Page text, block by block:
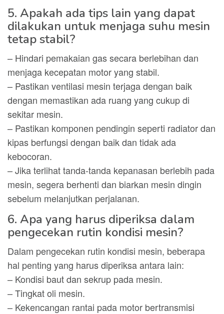
5. Apakah ada tips lain yang dapat
dilakukan untuk menjaga suhu mesin
tetap stabil?
– Hindari pemakaian gas secara berlebihan dan
menjaga kecepatan motor yang stabil.
– Pastikan ventilasi mesin terjaga dengan baik
dengan memastikan ada ruang yang cukup di
sekitar mesin.
– Pastikan komponen pendingin seperti radiator dan
kipas berfungsi dengan baik dan tidak ada
kebocoran.
– Jika terlihat tanda-tanda kepanasan berlebih pada
mesin, segera berhenti dan biarkan mesin dingin
sebelum melanjutkan perjalanan.
6. Apa yang harus diperiksa dalam
pengecekan rutin kondisi mesin?
Dalam pengecekan rutin kondisi mesin, beberapa
hal penting yang harus diperiksa antara lain:
– Kondisi baut dan sekrup pada mesin.
– Tingkat oli mesin.
– Kekencangan rantai pada motor bertransmisi